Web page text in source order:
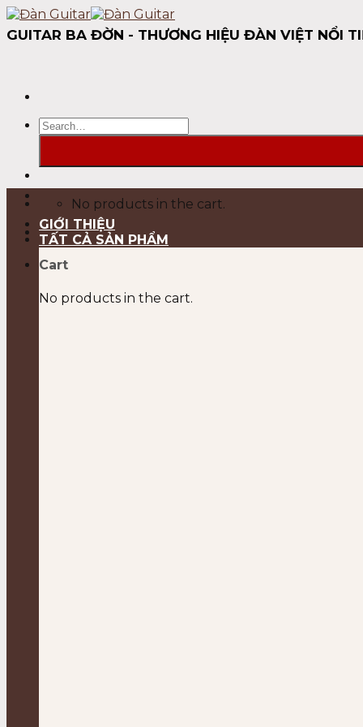
Skip
to
content
GUITAR BA ĐỜN - THƯƠNG HIỆU ĐÀN VIỆT NỔI
Search
for:
No products in the cart.
Cart
No products in the cart.
GIỚI THIỆU
TẤT CẢ SẢN PHẨM